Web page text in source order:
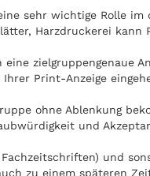
sehr wichtige Rolle
Harzdruckerei
zielgruppengenaue
Print-Anzeige
ohne Ablenkung
und
und
zu einem späteren